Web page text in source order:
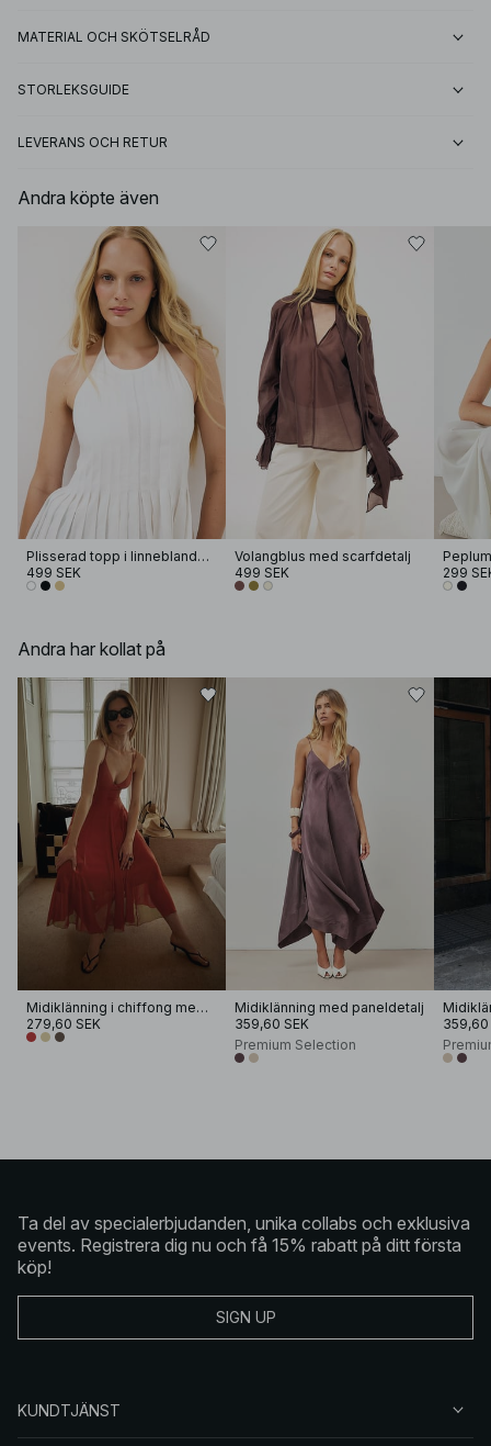
MATERIAL OCH SKÖTSELRÅD
STORLEKSGUIDE
LEVERANS OCH RETUR
Andra köpte även
Plisserad topp i linneblandning med halterneck
499 SEK
Volangblus med scarfdetalj
499 SEK
299
Andra har kollat på
Midiklänning i chiffong med band
279,60 SEK
Midiklänning med paneldetalj
359,60 SEK
Premium Selection
359,60
Ta del av specialerbjudanden, unika collabs och exklusiva
events. Registrera dig nu och få 15% rabatt på ditt första
köp!
SIGN UP
KUNDTJÄNST